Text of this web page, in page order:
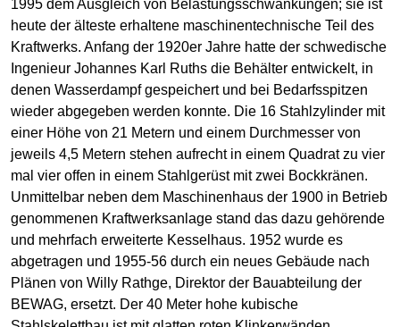
1995 dem Ausgleich von Belastungsschwankungen; sie ist
heute der älteste erhaltene maschinentechnische Teil des
Kraftwerks. Anfang der 1920er Jahre hatte der schwedische
Ingenieur Johannes Karl Ruths die Behälter entwickelt, in
denen Wasserdampf gespeichert und bei Bedarfsspitzen
wieder abgegeben werden konnte. Die 16 Stahlzylinder mit
einer Höhe von 21 Metern und einem Durchmesser von
jeweils 4,5 Metern stehen aufrecht in einem Quadrat zu vier
mal vier offen in einem Stahlgerüst mit zwei Bockkränen.
Unmittelbar neben dem Maschinenhaus der 1900 in Betrieb
genommenen Kraftwerksanlage stand das dazu gehörende
und mehrfach erweiterte Kesselhaus. 1952 wurde es
abgetragen und 1955-56 durch ein neues Gebäude nach
Plänen von Willy Rathge, Direktor der Bauabteilung der
BEWAG, ersetzt. Der 40 Meter hohe kubische